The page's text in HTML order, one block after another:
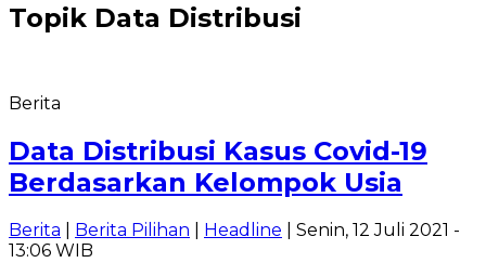
Topik Data Distribusi
Berita
Data Distribusi Kasus Covid-19
Berdasarkan Kelompok Usia
Berita Berita Pilihan Headline | Senin, 12 Juli 2021 -
13:06 WIB